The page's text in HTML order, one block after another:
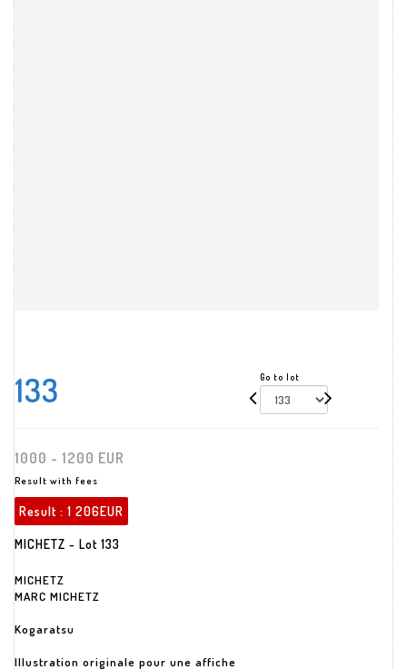
133 Go to lot
1000 - 1200 EUR
Result with fees
Result : 1 206EUR
MICHETZ - Lot 133
MICHETZ
MARC MICHETZ
Kogaratsu
Illustration originale pour une affiche